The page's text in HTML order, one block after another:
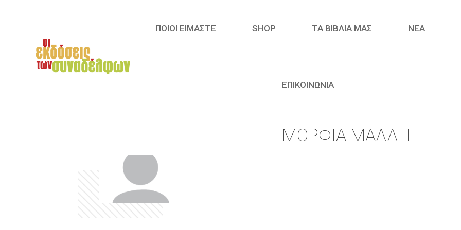
ΠΟΙΟΙ ΕΙΜΑΣΤΕ SHOP ΤΑ ΒΙΒΛΙΑ ΜΑΣ ΝΈΑ
ΕΠΙΚΟΙΝΩΝΙΑ
ΜΟΡΦΊΑ ΜΆΛΛΗ